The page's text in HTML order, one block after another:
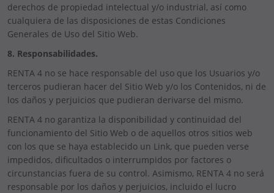
derechos de propiedad intelectual y/o industrial, así como
cualquiera de las disposiciones de estas Condiciones
Generales de Uso del Sitio Web.
8. Responsabilidades.
RENTA 4 no se hace responsable del uso que los Usuarios y/o
terceros pudieran hacer del Sitio Web y/o los Contenidos, ni de
los daños y perjuicios que pudieran derivarse del mismo.
RENTA 4 no garantiza la disponibilidad y continuidad del
funcionamiento del Sitio Web o de aquellos otros sitios web
con los que se haya establecido un Link, que pueden verse
impedidos, dificultados o interrumpidos por factores o
circunstancias fuera de su control. Asimismo, RENTA 4 no será
responsable por los daños y perjuicios, incluido el lucro